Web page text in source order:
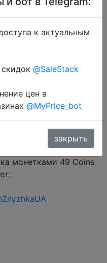
IFPJLLGQ,
монетками 49 Coins
к актуальным
@SaleStack
цен в
@MyPrice_bot
закрыть